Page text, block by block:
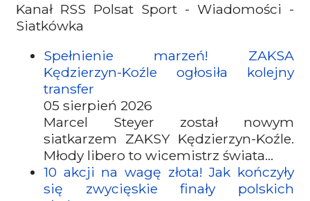
Kanał RSS Polsat Sport - Wiadomości -
Siatkówka
Spełnienie marzeń! ZAKSA
Kędzierzyn-Koźle ogłosiła kolejny
transfer
05 sierpień 2026
Marcel Steyer został nowym
siatkarzem ZAKSY Kędzierzyn-Koźle.
Młody libero to wicemistrz świata...
10 akcji na wagę złota! Jak kończyły
się zwycięskie finały polskich